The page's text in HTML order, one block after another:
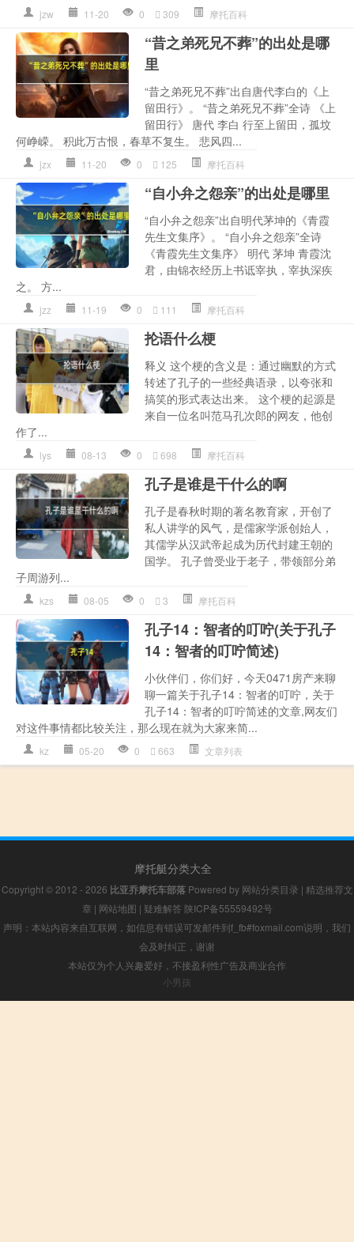
jzw 11-20 0 309 摩托百科
“昔之弟死兄不葬”的出处是哪
里
“昔之弟死兄不葬”出自唐代李白的《上
留田行》。 “昔之弟死兄不葬”全诗 《上
留田行》 唐代 李白 行至上留田，孤坟
何峥嵘。 积此万古恨，春草不复生。 悲风四...
jzx 11-20 0 125 摩托百科
“自小弁之怨亲”的出处是哪里
“自小弁之怨亲”出自明代茅坤的《青霞
先生文集序》。 “自小弁之怨亲”全诗
《青霞先生文集序》 明代 茅坤 青霞沈
君，由锦衣经历上书诋宰执，宰执深疾
之。 方...
jzz 11-19 0 111 摩托百科
抡语什么梗
释义 这个梗的含义是：通过幽默的方式
转述了孔子的一些经典语录，以夸张和
搞笑的形式表达出来。 这个梗的起源是
来自一位名叫范马孔次郎的网友，他创
作了...
lys 08-13 0 698 摩托百科
孔子是谁是干什么的啊
孔子是春秋时期的著名教育家，开创了
私人讲学的风气，是儒家学派创始人，
其儒学从汉武帝起成为历代封建王朝的
国学。 孔子曾受业于老子，带领部分弟
子周游列...
kzs 08-05 0 3 摩托百科
孔子14：智者的叮咛(关于孔子
14：智者的叮咛简述)
小伙伴们，你们好，今天0471房产来聊
聊一篇关于孔子14：智者的叮咛，关于
孔子14：智者的叮咛简述的文章,网友们
对这件事情都比较关注，那么现在就为大家来简...
kz 05-20 0 663 文章列表
摩托艇分类大全
Copyright © 2012 - 2026 比亚乔摩托车部落Powered by 网站分类目录 | 精选推荐文
章 | 网站地图 | 疑难解答 陕ICP备55559492号
声明：本站内容来自互联网，如信息有错误可发邮件到f_fb#foxmail.com说明，我们
会及时纠正，谢谢
本站仅为个人兴趣爱好，不接盈利性广告及商业合作
小男孩